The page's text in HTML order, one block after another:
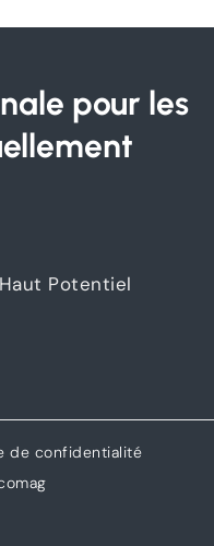
pour les
Potentiel
de confidentialité